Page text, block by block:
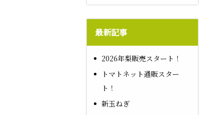
最新記事
2026年梨販売スタート！
トマトネット通販スター
ト！
新玉ねぎ